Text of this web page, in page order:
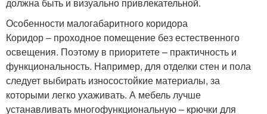
Особенности малогабаритного коридора
Коридор – проходное помещение без естественного
освещения. Поэтому в приоритете – практичность и
функциональность. Например, для отделки стен и пола
следует выбирать износостойкие материалы, за
которыми легко ухаживать. А мебель лучше
устанавливать многофункциональную – крючки для